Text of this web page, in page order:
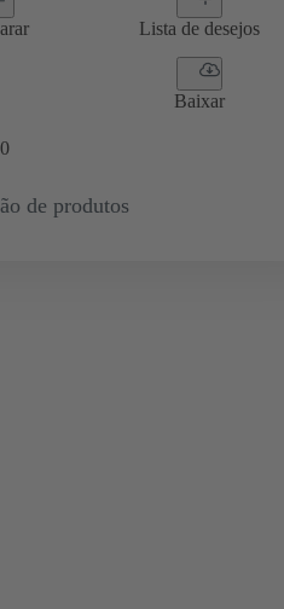
Lista de desejos
Baixar
0
de produtos